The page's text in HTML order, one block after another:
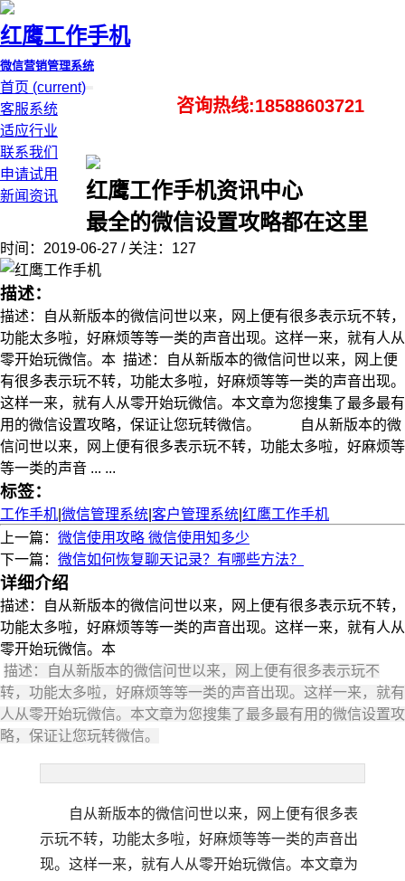
红鹰工作手机
微信营销管理系统
首页 (current)
客服系统
适应行业
联系我们
申请试用
新闻资讯
咨询热线:18588603721
红鹰工作手机资讯中心
最全的微信设置攻略都在这里
时间：2019-06-27 / 关注：127
描述：
描述：自从新版本的微信问世以来，网上便有很多表示玩不转，
功能太多啦，好麻烦等等一类的声音出现。这样一来，就有人从
零开始玩微信。本 描述：自从新版本的微信问世以来，网上便
有很多表示玩不转，功能太多啦，好麻烦等等一类的声音出现。
这样一来，就有人从零开始玩微信。本文章为您搜集了最多最有
用的微信设置攻略，保证让您玩转微信。 自从新版本的微
信问世以来，网上便有很多表示玩不转，功能太多啦，好麻烦等
等一类的声音 ... ...
标签：
工作手机 微信管理系统 客户管理系统 红鹰工作手机
上一篇： 微信使用攻略 微信使用知多少
下一篇： 微信如何恢复聊天记录？有哪些方法？
详细介绍
描述：自从新版本的微信问世以来，网上便有很多表示玩不转，
功能太多啦，好麻烦等等一类的声音出现。这样一来，就有人从
零开始玩微信。本
描述：自从新版本的微信问世以来，网上便有很多表示玩不
转，功能太多啦，好麻烦等等一类的声音出现。这样一来，就有
人从零开始玩微信。本文章为您搜集了最多最有用的微信设置攻
略，保证让您玩转微信。
自从新版本的微信问世以来，网上便有很多表
示玩不转，功能太多啦，好麻烦等等一类的声音出
现。这样一来，就有人从零开始玩微信。本文章为